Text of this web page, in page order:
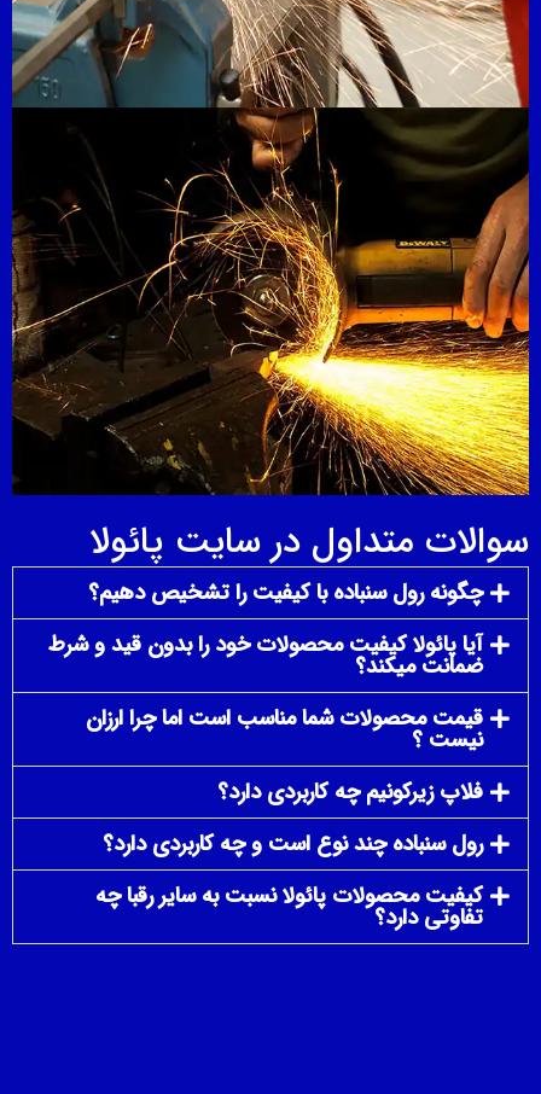
سوالات متداول در سایت پائولا
چگونه رول سنباده با کیفیت را تشخیص دهیم؟
آیا پائولا کیفیت محصولات خود را بدون قید و شرط
ضمانت میکند؟
قیمت محصولات شما مناسب است اما چرا ارزان
نیست ؟
فلاپ زیرکونیم چه کاربردی دارد؟
رول سنباده چند نوع است و چه کاربردی دارد؟
کیفیت محصولات پائولا نسبت به سایر رقبا چه
تفاوتی دارد؟